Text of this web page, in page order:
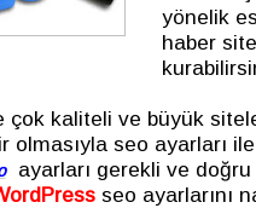
yönelik
haber
çok kaliteli ve büyük
olmasıyla seo ayarları
ayarları gerekli ve
seo ayarlarını